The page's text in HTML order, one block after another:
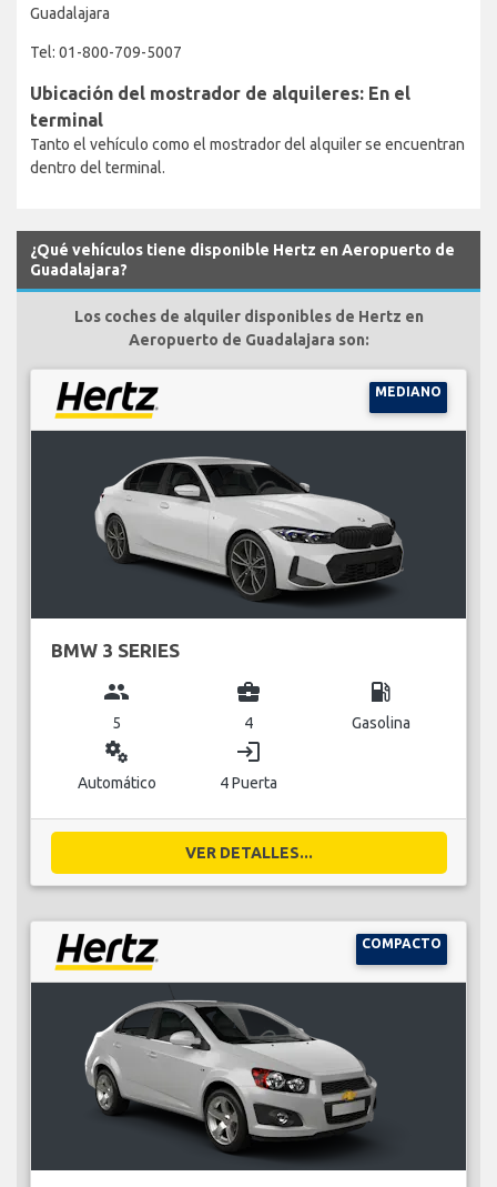
Guadalajara
Tel: 01-800-709-5007
Ubicación del mostrador de alquileres: En el
terminal
Tanto el vehículo como el mostrador del alquiler se encuentran
dentro del terminal.
¿Qué vehículos tiene disponible Hertz en Aeropuerto de
Guadalajara?
Los coches de alquiler disponibles de Hertz en
Aeropuerto de Guadalajara son:
MEDIANO
BMW 3 SERIES
group
5
business_center
4
local_gas_station
Gasolina
miscellaneous_services
Automático
login
4 Puerta
VER DETALLES...
COMPACTO